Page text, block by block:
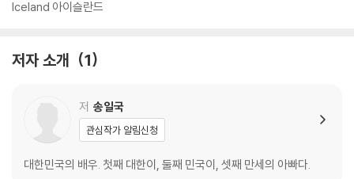
Iceland 아이슬란드
저자 소개 1
저 송일국
관심작가 알림신청
대한민국의 배우. 첫째 대한이, 둘째 민국이, 셋째 만세의 아빠다.